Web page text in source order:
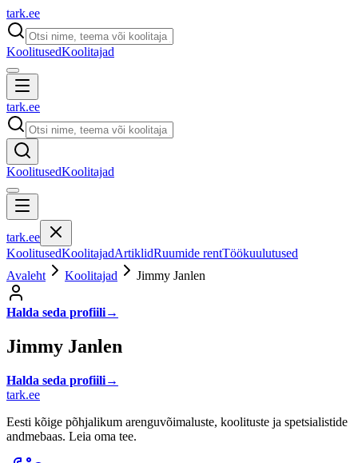
tark.ee
KoolitusedKoolitajad
tark.ee
KoolitusedKoolitajad
tark.ee
KoolitusedKoolitajadArtiklidRuumide rentTöökuulutused
Avaleht
Koolitajad Jimmy Janlen
Halda seda profiili→
Jimmy Janlen
Halda seda profiili→
tark.ee
Eesti kõige põhjalikum arenguvõimaluste, koolituste ja spetsialistide
andmebaas. Leia oma tee.